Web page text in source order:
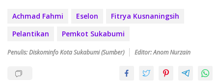
Achmad Fahmi Eselon
Fitrya Kusnaningsih
Pelantikan
Pemkot Sukabumi
Penulis: Diskominfo Kota Sukabumi (Sumber) Editor: Anom Nurzain